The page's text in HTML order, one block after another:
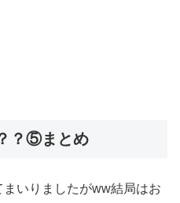
？⑤まとめ
いりましたがww結局はお